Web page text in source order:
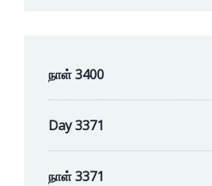
நாள் 3400
Day 3371
நாள் 3371